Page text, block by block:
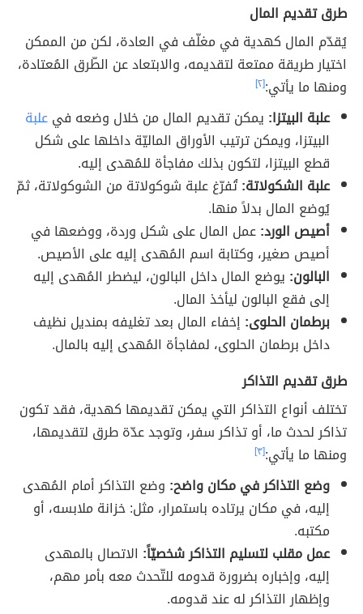
طرق تقديم المال
يُقدّم المال كهدية في مغلّف في العادة، لكن من الممكن
اختيار طريقة ممتعة لتقديمه، والابتعاد عن الطّرق المُعتادة،
ومنها ما يأتي:[٢]
علبة البيتزا: يمكن تقديم المال من خلال وضعه فيعلبة
البيتزا، ويمكن ترتيب الأوراق الماليّة داخلها على شكل
قطع البيتزا، لتكون بذلك مفاجأة للمُهدى إليه.
علبة الشكولاتة:تُفرّغ علبة شوكولاتة من الشوكولاتة، ثمّ
يُوضع المال بدلاً منها.
أصيص الورد:عمل المال على شكل وردة، ووضعها في
أصيص صغير، وكتابة اسم المُهدى إليه على الأصيص.
البالون: يوضع المال داخل البالون، ليضطر المُهدى إليه
إلى فقع البالون ليأخذ المال.
برطمان الحلوى: إخفاء المال بعد تغليفه بمنديل نظيف
داخل برطمان الحلوى، لمفاجأة المُهدى إليه بالمال.
طرق تقديم التذاكر
تختلف أنواع التذاكر التي يمكن تقديمها كهدية، فقد تكون
تذاكر لحدث ما، أو تذاكر سفر، وتوجد عدّة طرق لتقديمها،
ومنها ما يأتي:[٣]
وضع التذاكر في مكان واضح: وضع التذاكر أمام المُهدى
إليه، في مكان يرتاده باستمرار، مثل: خزانة ملابسه، أو
مكتبه.
عمل مقلب لتسليم التذاكر شخصيّاً: الاتصال بالمهدى
إليه، وإخباره بضرورة قدومه للتّحدث معه بأمر مهم،
وإظهار التذاكر له عند قدومه.